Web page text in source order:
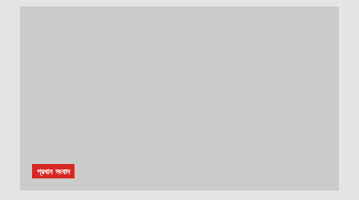
প্রধান সংবাদ